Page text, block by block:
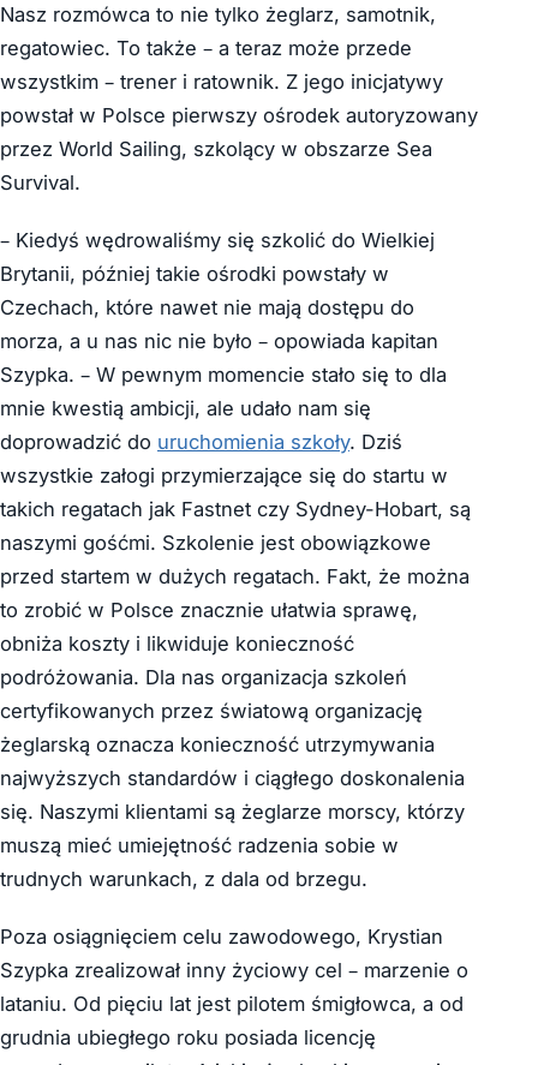
Nasz rozmówca to nie tylko żeglarz, samotnik,
regatowiec. To także – a teraz może przede
wszystkim – trener i ratownik. Z jego inicjatywy
powstał w Polsce pierwszy ośrodek autoryzowany
przez World Sailing, szkolący w obszarze Sea
Survival.
– Kiedyś wędrowaliśmy się szkolić do Wielkiej
Brytanii, później takie ośrodki powstały w
Czechach, które nawet nie mają dostępu do
morza, a u nas nic nie było – opowiada kapitan
Szypka. – W pewnym momencie stało się to dla
mnie kwestią ambicji, ale udało nam się
doprowadzić do uruchomienia szkoły. Dziś
wszystkie załogi przymierzające się do startu w
takich regatach jak Fastnet czy Sydney-Hobart, są
naszymi gośćmi. Szkolenie jest obowiązkowe
przed startem w dużych regatach. Fakt, że można
to zrobić w Polsce znacznie ułatwia sprawę,
obniża koszty i likwiduje konieczność
podróżowania. Dla nas organizacja szkoleń
certyfikowanych przez światową organizację
żeglarską oznacza konieczność utrzymywania
najwyższych standardów i ciągłego doskonalenia
się. Naszymi klientami są żeglarze morscy, którzy
muszą mieć umiejętność radzenia sobie w
trudnych warunkach, z dala od brzegu.
Poza osiągnięciem celu zawodowego, Krystian
Szypka zrealizował inny życiowy cel – marzenie o
lataniu. Od pięciu lat jest pilotem śmigłowca, a od
grudnia ubiegłego roku posiada licencję